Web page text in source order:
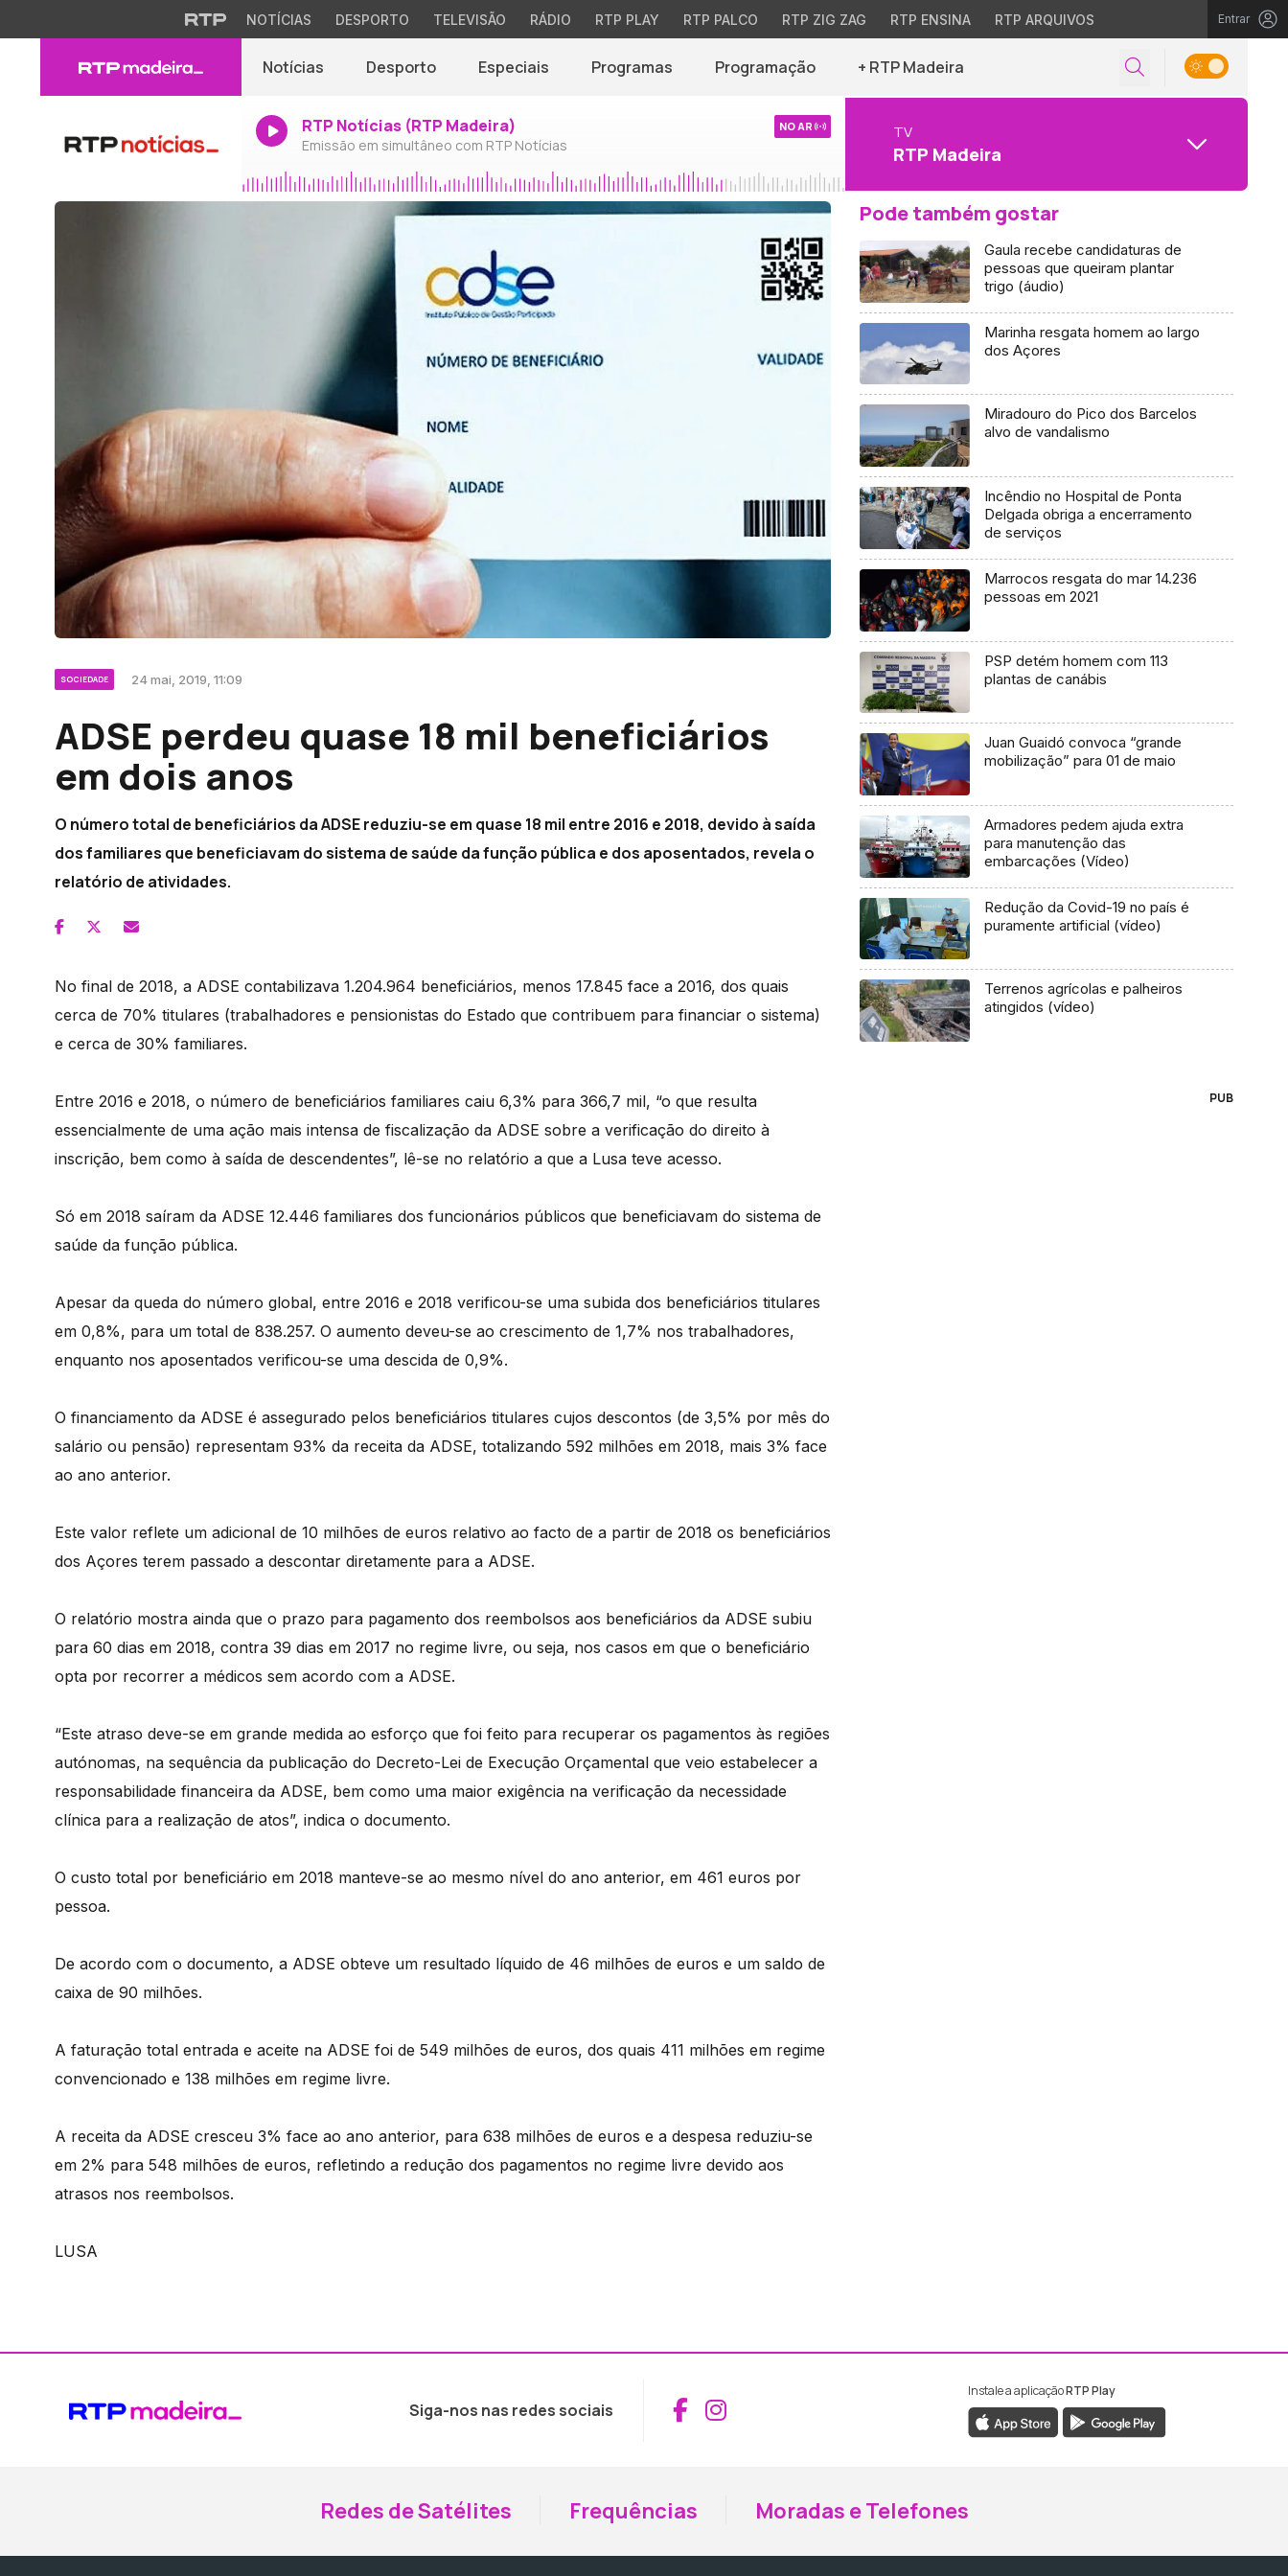
NOTÍCIAS DESPORTO TELEVISÃO RÁDIO RTP PLAY RTP PALCO RTP ZIG ZAG RTP ENSINA RTP ARQUIVOS Entrar
Notícias Desporto Especiais Programas Programação + RTP Madeira
RTP Notícias (RTP Madeira)
Emissão em simultâneo com RTP Notícias
NO AR TV
RTP Madeira
SOCIEDADE 24 mai, 2019, 11:09
ADSE perdeu quase 18 mil beneficiários
em dois anos
O número total de beneficiários da ADSE reduziu-se em quase 18 mil entre 2016 e 2018, devido à saída
dos familiares que beneficiavam do sistema de saúde da função pública e dos aposentados, revela o
relatório de atividades.
No final de 2018, a ADSE contabilizava 1.204.964 beneficiários, menos 17.845 face a 2016, dos quais
cerca de 70% titulares (trabalhadores e pensionistas do Estado que contribuem para financiar o sistema)
e cerca de 30% familiares.
Entre 2016 e 2018, o número de beneficiários familiares caiu 6,3% para 366,7 mil, “o que resulta
essencialmente de uma ação mais intensa de fiscalização da ADSE sobre a verificação do direito à
inscrição, bem como à saída de descendentes”, lê-se no relatório a que a Lusa teve acesso.
Só em 2018 saíram da ADSE 12.446 familiares dos funcionários públicos que beneficiavam do sistema de
saúde da função pública.
Apesar da queda do número global, entre 2016 e 2018 verificou-se uma subida dos beneficiários titulares
em 0,8%, para um total de 838.257. O aumento deveu-se ao crescimento de 1,7% nos trabalhadores,
enquanto nos aposentados verificou-se uma descida de 0,9%.
O financiamento da ADSE é assegurado pelos beneficiários titulares cujos descontos (de 3,5% por mês do
salário ou pensão) representam 93% da receita da ADSE, totalizando 592 milhões em 2018, mais 3% face
ao ano anterior.
Este valor reflete um adicional de 10 milhões de euros relativo ao facto de a partir de 2018 os beneficiários
dos Açores terem passado a descontar diretamente para a ADSE.
O relatório mostra ainda que o prazo para pagamento dos reembolsos aos beneficiários da ADSE subiu
para 60 dias em 2018, contra 39 dias em 2017 no regime livre, ou seja, nos casos em que o beneficiário
opta por recorrer a médicos sem acordo com a ADSE.
“Este atraso deve-se em grande medida ao esforço que foi feito para recuperar os pagamentos às regiões
autónomas, na sequência da publicação do Decreto-Lei de Execução Orçamental que veio estabelecer a
responsabilidade financeira da ADSE, bem como uma maior exigência na verificação da necessidade
clínica para a realização de atos”, indica o documento.
O custo total por beneficiário em 2018 manteve-se ao mesmo nível do ano anterior, em 461 euros por
pessoa.
De acordo com o documento, a ADSE obteve um resultado líquido de 46 milhões de euros e um saldo de
caixa de 90 milhões.
A faturação total entrada e aceite na ADSE foi de 549 milhões de euros, dos quais 411 milhões em regime
convencionado e 138 milhões em regime livre.
A receita da ADSE cresceu 3% face ao ano anterior, para 638 milhões de euros e a despesa reduziu-se
em 2% para 548 milhões de euros, refletindo a redução dos pagamentos no regime livre devido aos
atrasos nos reembolsos.
LUSA
Pode também gostar
Gaula recebe candidaturas de
pessoas que queiram plantar
trigo (áudio)
Marinha resgata homem ao largo
dos Açores
Miradouro do Pico dos Barcelos
alvo de vandalismo
Incêndio no Hospital de Ponta
Delgada obriga a encerramento
de serviços
Marrocos resgata do mar 14.236
pessoas em 2021
PSP detém homem com 113
plantas de canábis
Juan Guaidó convoca “grande
mobilização” para 01 de maio
Armadores pedem ajuda extra
para manutenção das
embarcações (Vídeo)
Redução da Covid-19 no país é
puramente artificial (vídeo)
Terrenos agrícolas e palheiros
atingidos (vídeo)
PUB
Siga-nos nas redes sociais Aceder ao Facebook da RTP Madeira
Aceder ao Instagram da RTP Madeira
Instale a aplicaçãoRTP Play
Redes de Satélites Frequências Moradas e Telefones